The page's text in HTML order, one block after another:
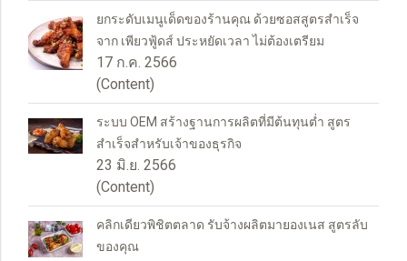
ยกระดับเมนูเด็ดของร้านคุณ ด้วยซอสสูตรสำเร็จ
จาก เพียวฟู้ดส์ ประหยัดเวลา ไม่ต้องเตรียม
17 ก.ค. 2566
(Content)
ระบบ OEM สร้างฐานการผลิตที่มีต้นทุนต่ำ สูตร
สำเร็จสำหรับเจ้าของธุรกิจ
23 มิ.ย. 2566
(Content)
คลิกเดียวพิชิตตลาด รับจ้างผลิตมายองเนส สูตรลับ
ของคุณ